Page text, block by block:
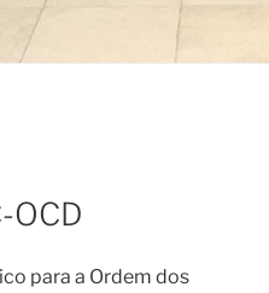
OCD
para a Ordem dos